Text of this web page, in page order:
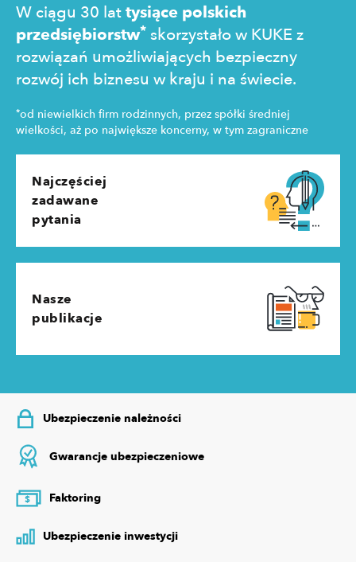
W ciągu 30 lattysiące polskich
przedsiębiorstw* skorzystało w KUKE z
rozwiązań umożliwiających bezpieczny
rozwój ich biznesu w kraju i na świecie.
*od niewielkich firm rodzinnych, przez spółki średniej
wielkości, aż po największe koncerny, w tym zagraniczne
Najczęściej
zadawane
pytania
Nasze
publikacje
Ubezpieczenie należności
Gwarancje ubezpieczeniowe
$ Faktoring
Ubezpieczenie inwestycji